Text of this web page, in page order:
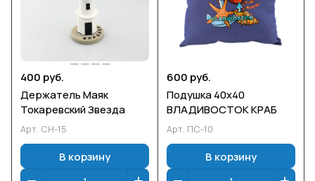
400 руб.
Держатель Маяк
Токаревский Звезда
Арт. СН-15
В корзину
600 руб.
Подушка 40х40
ВЛАДИВОСТОК КРАБ
Арт. ПС-10
В корзину